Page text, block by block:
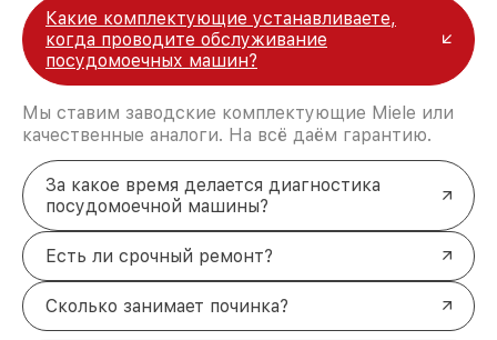
Какие комплектующие устанавливаете,
когда проводите обслуживание
посудомоечных машин?
Мы ставим заводские комплектующие Miele или
качественные аналоги. На всё даём гарантию.
За какое время делается диагностика
посудомоечной машины?
Есть ли срочный ремонт?
Сколько занимает починка?